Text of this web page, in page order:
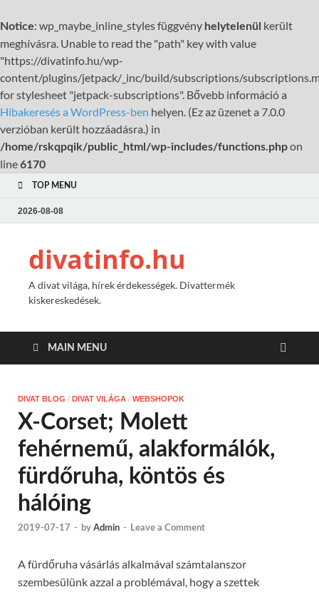
Notice: wp_maybe_inline_styles függvény helytelenül került
meghívásra. Unable to read the "path" key with value
"https://divatinfo.hu/wp-
content/plugins/jetpack/_inc/build/subscriptions/
for stylesheet "jetpack-subscriptions". Bővebb információ a
Hibakeresés a WordPress-ben helyen. (Ez az üzenet a 7.0.0
verzióban került hozzáadásra.) in
/home/rskqpqik/public_html/wp-includes/functions.phpon
line6170
TOP MENU
2026-08-08
divatinfo.hu
A divat világa, hírek érdekességek. Divattermék
kiskereskedések.
MAIN MENU
DIVAT BLOG / DIVAT VILÁGA / WEBSHOPOK
X-Corset; Molett
fehérnemű, alakformálók,
fürdőruha, köntös és
hálóing
2019-07-17 - by Admin - Leave a Comment
A fürdőruha vásárlás alkalmával számtalanszor
szembesülünk azzal a problémával, hogy a szettek